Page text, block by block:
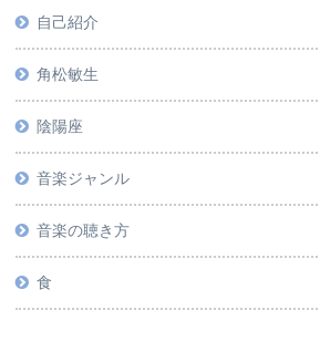
自己紹介
角松敏生
陰陽座
音楽ジャンル
音楽の聴き方
食